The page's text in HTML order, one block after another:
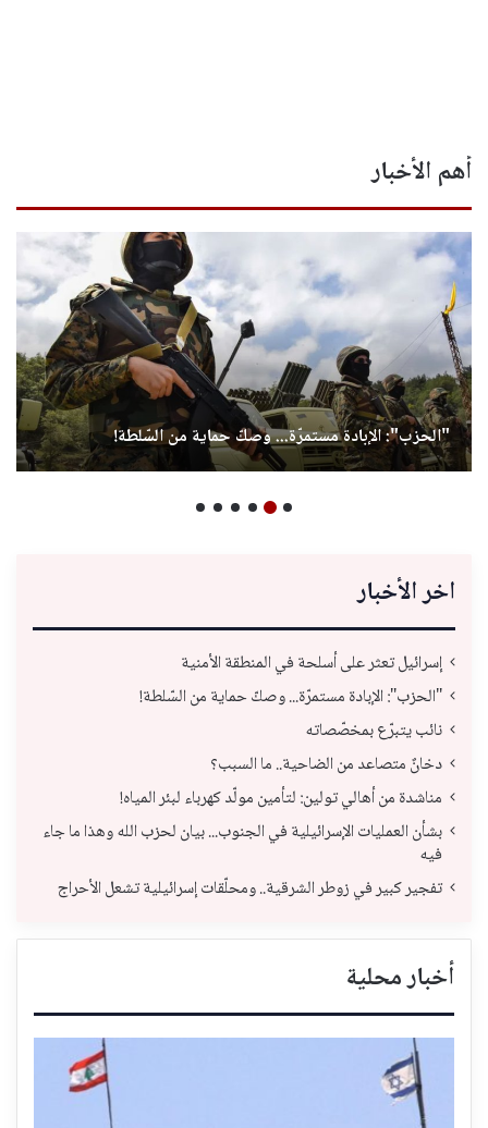
أهم الأخبار
"الحزب": الإبادة مستمرّة... وصكّ حماية من السّلطة!
اخر الأخبار
إسرائيل تعثر على أسلحة في المنطقة الأمنية
"الحزب": الإبادة مستمرّة... وصكّ حماية من السّلطة!
نائب يتبرّع بمخصّصاته
دخانٌ متصاعد من الضاحية.. ما السبب؟
مناشدة من أهالي تولين: لتأمين مولّد كهرباء لبئر المياه!
بشأن العمليات الإسرائيلية في الجنوب... بيان لحزب الله وهذا ما جاء
فيه
تفجير كبير في زوطر الشرقية.. ومحلّقات إسرائيلية تشعل الأحراج
أخبار محلية